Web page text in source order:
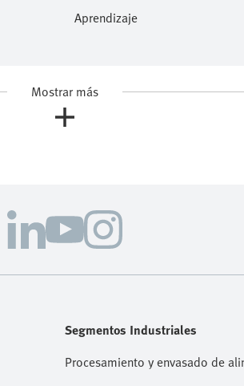
Aprendizaje
Mostrar más
Segmentos Industriales
Procesamiento y envasado de